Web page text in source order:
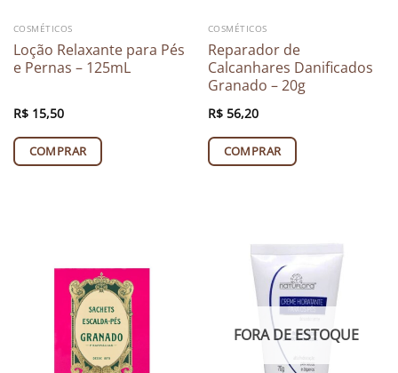
COSMÉTICOS
Loção Relaxante para Pés
e Pernas – 125mL
R$15,50
COMPRAR
COSMÉTICOS
Reparador de
Calcanhares Danificados
Granado – 20g
R$56,20
COMPRAR
FORA DE ESTOQUE